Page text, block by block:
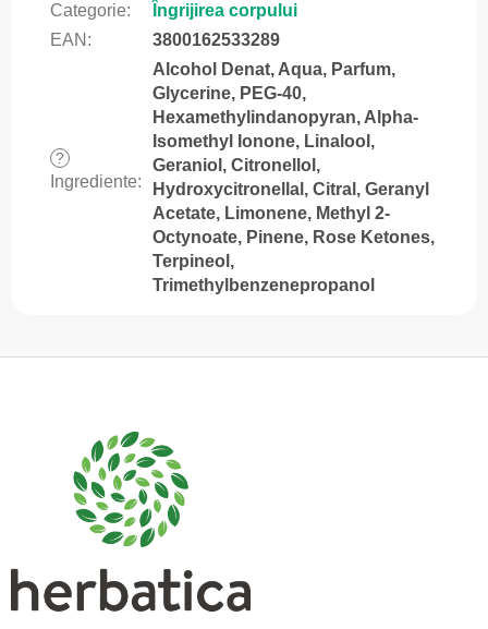
Categorie:
Îngrijirea corpului
EAN : 3800162533289
?
Ingrediente:
Alcohol Denat, Aqua, Parfum,
Glycerine, PEG-40,
Hexamethylindanopyran, Alpha-
Isomethyl Ionone, Linalool,
Geraniol, Citronellol,
Hydroxycitronellal, Citral, Geranyl
Acetate, Limonene, Methyl 2-
Octynoate, Pinene, Rose Ketones,
Terpineol,
Trimethylbenzenepropanol